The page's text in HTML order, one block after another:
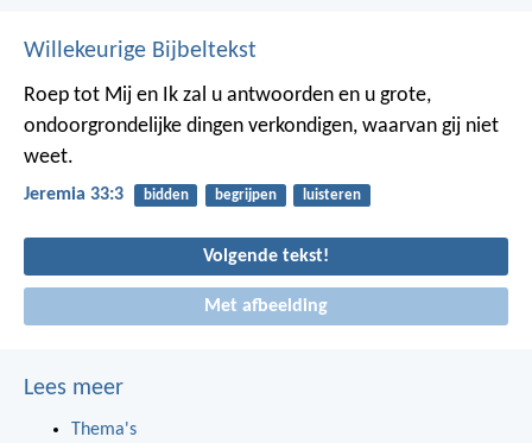
Willekeurige Bijbeltekst
Roep tot Mij en Ik zal u antwoorden en u grote,
ondoorgrondelijke dingen verkondigen, waarvan gij niet
weet.
Jeremia 33:3 bidden begrijpen luisteren
Volgende tekst!
Met afbeelding
Lees meer
Thema's